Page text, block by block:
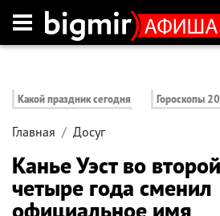
Какой праздник сегодня Гороскопы
Главная Досуг
Канье Уэст во
четыре года сменил